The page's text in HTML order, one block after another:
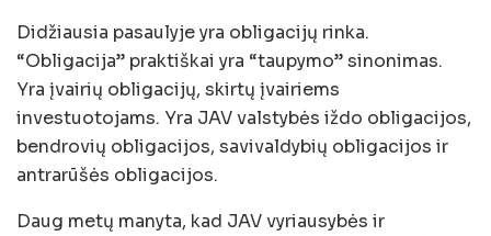
Didžiausia pasaulyje yra obligacijų rinka.
“Obligacija” praktiškai yra “taupymo” sinonimas.
Yra įvairių obligacijų, skirtų įvairiems
investuotojams. Yra JAV valstybės iždo obligacijos,
bendrovių obligacijos, savivaldybių obligacijos ir
antrarūšės obligacijos.
Daug metų manyta, kad JAV vyriausybės ir